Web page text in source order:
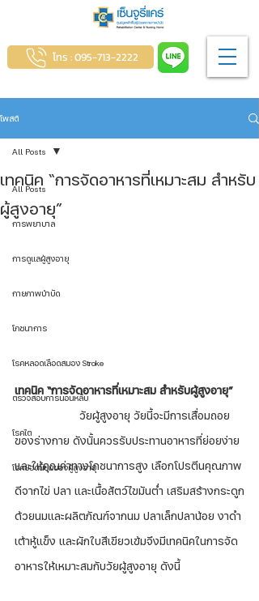
โทร : 095-713-2222
โพสต์
All Posts
การพยาบาล
การดูแลผู้สูงอายุ
กายภาพบำบัด
โภชนาการ
โรคหลอดเลือดสมอง Stroke
ตรวจสอบการนอนหลับ
โรคไต
โรคยอดนิยมของผู้สูงอายุ
All Posts
เทคนิค “การจัดอาหารที่เหมาะสม สำหรับ
ผู้สูงอายุ”
เทคนิค “การจัดอาหารที่เหมาะสม สำหรับผู้สูงอายุ”
ของร่างกาย ดังนั้นควรรับประทานอาหารที่ย่อยง่าย
และให้คุณค่าทางโภชนาการสูง เลือกโปรตีนคุณภาพ
ดีจากไข่ ปลา และเนื้อสัตว์ไขมันต่ำ เสริมสร้างกระดูก
ด้วยนมและผลิตภัณฑ์จากนม ปลาเล็กปลาน้อย งาดำ
เต้าหู้แข็ง และผักใบสีเขียวเข้มจึงมีเทคนิคในการจัด
อาหารให้เหมาะสมกับวัยผู้สูงอายุ ดังนี้